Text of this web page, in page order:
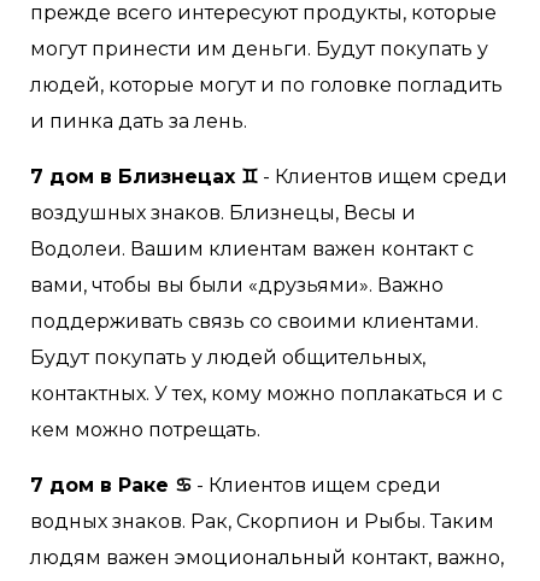
прежде всего интересуют продукты, которые
могут принести им деньги. Будут покупать у
людей, которые могут и по головке погладить
и пинка дать за лень.
7 дом в Близнецах ♊ - Клиентов ищем среди
воздушных знаков. Близнецы, Весы и
Водолеи. Вашим клиентам важен контакт с
вами, чтобы вы были «друзьями». Важно
поддерживать связь со своими клиентами.
Будут покупать у людей общительных,
контактных. У тех, кому можно поплакаться и с
кем можно потрещать.
7 дом в Раке ♋ - Клиентов ищем среди
водных знаков. Рак, Скорпион и Рыбы. Таким
людям важен эмоциональный контакт, важно,